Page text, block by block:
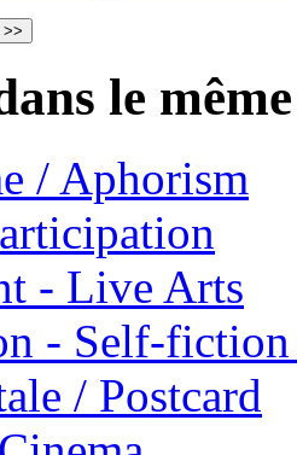
le
/ Aphorism
- Live Arts
- Self-
/ Postcard